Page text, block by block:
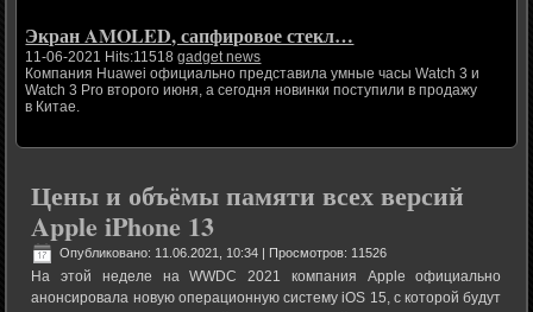
Экран AMOLED, сапфировое стекл…
11-06-2021 Hits:11518gadget news
Компания Huawei официально представила умные часы Watch 3 и
Watch 3 Pro второго июня, а сегодня новинки поступили в продажу
в Китае.
Цены и объёмы памяти всех версий
Apple iPhone 13
Опубликовано: 11.06.2021, 10:34 | Просмотров: 11526
На этой неделе на WWDC 2021 компания Apple официально
анонсировала новую операционную систему iOS 15, с которой будут